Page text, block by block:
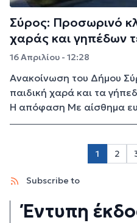
Σύρος: Προσωρινό
χαράς και γηπέδων
16 Απριλίου - 12:28
Ανακοίνωση του Δήμου
παιδική χαρά και τα
Η απόφαση Με αίσθημα
1 Page
2
Subscribe to
Έντυπη